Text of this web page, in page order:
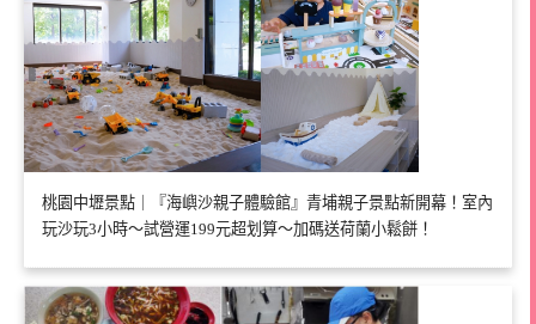
桃園中壢景點｜『海嶼沙親子體驗館』青埔親子景點新開幕！室內
玩沙玩3小時～試營運199元超划算～加碼送荷蘭小鬆餅！